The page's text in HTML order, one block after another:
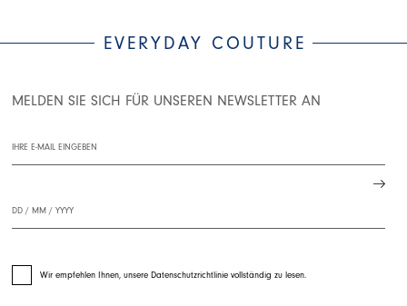
EVERYDAY COUTURE
MELDEN SIE SICH FÜR UNSEREN NEWSLETTER AN
Wir empfehlen Ihnen, unsere Datenschutzrichtlinie vollständig zu lesen.